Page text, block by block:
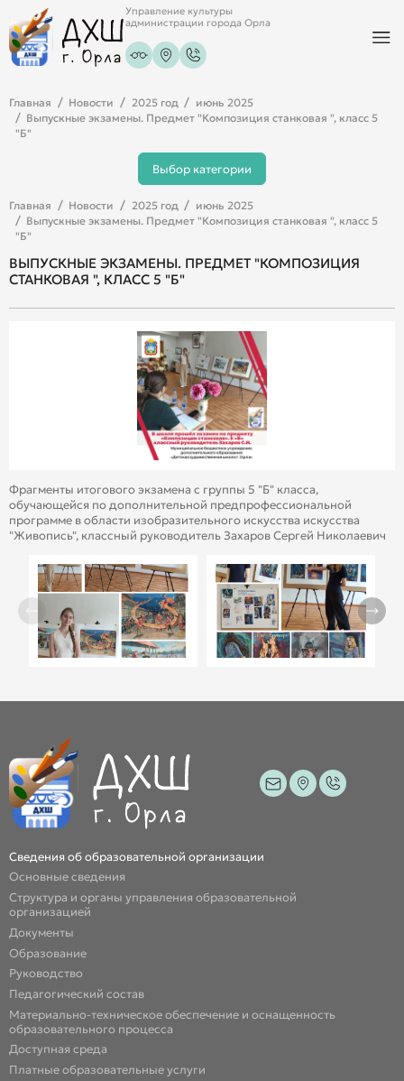
Управление культуры
администрации города Орла
Главная Новости 2025 год
июнь 2025
Выпускные экзамены. Предмет "Композиция станковая ", класс 5
"Б"
Выбор категории
Главная Новости 2025 год
июнь 2025
Выпускные экзамены. Предмет "Композиция станковая ", класс 5
"Б"
ВЫПУСКНЫЕ ЭКЗАМЕНЫ. ПРЕДМЕТ "КОМПОЗИЦИЯ
СТАНКОВАЯ ", КЛАСС 5 "Б"
Фрагменты итогового экзамена с группы 5 "Б" класса,
обучающейся по дополнительной предпрофессиональной
программе в области изобразительного искусства искусства
"Живопись", классный руководитель Захаров Сергей Николаевич
Сведения об образовательной организации
Основные сведения
Структура и органы управления образовательной
организацией
Документы
Образование
Руководство
Педагогический состав
Материально-техническое обеспечение и оснащенность
образовательного процесса
Доступная среда
Платные образовательные услуги